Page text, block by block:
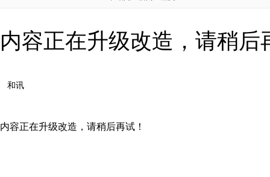
内容正在升级改造，请稍后
和讯
内容正在升级改造，请稍后再试！